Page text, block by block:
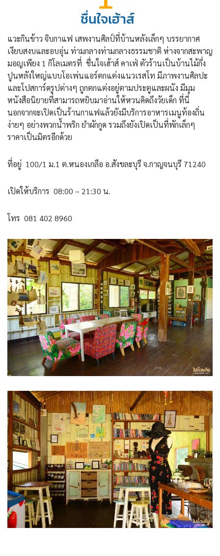
ชื่นใจเฮ้าส์
แวะกินข้าว จิบกาแฟ เสพงานศิลป์ที่บ้านหลังเล็กๆ บรรยากาศ
เงียบสงบและอบอุ่น ท่ามกลางท่ามกลางธรรมชาติ ห่างจากสะพาญ
มอญเพียง 1 กิโลเมตรที่ ชื่นใจเฮ้าส์ คาเฟ่ ตัวร้านเป็นบ้านไม้กึ่ง
ปูนหลังใหญ่แบบโอเพ่นแอร์ตกแต่งแนวเรสโท มีภาพงานศิลปะ
และโปสการ์ดรูปต่างๆ ถูกตกแต่งอยู่ตามประตูและผนัง มีมุม
หนังสือนิยายที่สามารถหยิบมาอ่านให้หวนคิดถึงวัยเด็ก ที่นี่
นอกจากจะเปิดเป็นร้านกาแฟแล้วยังมีบริการอาหารเมนูท้องถิ่น
ง่ายๆ อย่างพวกน้ำพริก ยำผักกูด รวมถึงยังเปิดเป็นที่พักเล็กๆ
ราคาเป็นมิตรอีกด้วย
ที่อยู่ 100/1 ม.1 ต.หนองเกลือ อ.สังขละบุรี จ.กาญจนบุรี 71240
เปิดให้บริการ 08:00 – 21:30 น.
โทร 081 402 8960